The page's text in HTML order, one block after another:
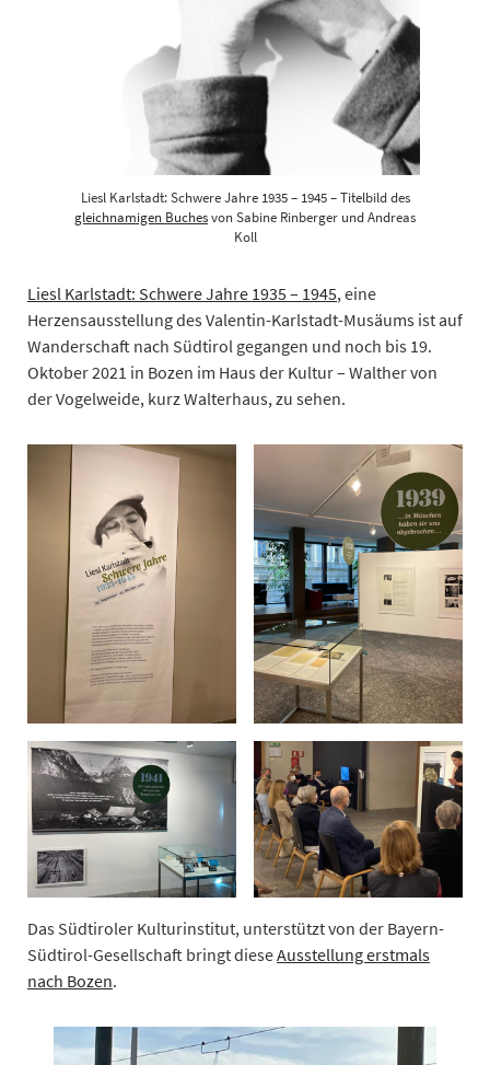
Liesl Karlstadt: Schwere Jahre 1935 – 1945 – Titelbild des
gleichnamigen Buchesvon Sabine Rinberger und Andreas
Koll
Liesl Karlstadt: Schwere Jahre 1935 – 1945, eine
Herzensausstellung des Valentin-Karlstadt-Musäums ist auf
Wanderschaft nach Südtirol gegangen und noch bis 19.
Oktober 2021 in Bozen im Haus der Kultur – Walther von
der Vogelweide, kurz Walterhaus, zu sehen.
Das Südtiroler Kulturinstitut, unterstützt von der Bayern-
Südtirol-Gesellschaft bringt dieseAusstellung erstmals
nach Bozen.